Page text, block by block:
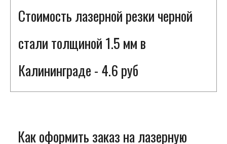
Стоимость лазерной резки черной
стали толщиной 1.5 мм в
Калининграде - 4.6 руб
Как оформить заказ на лазерную